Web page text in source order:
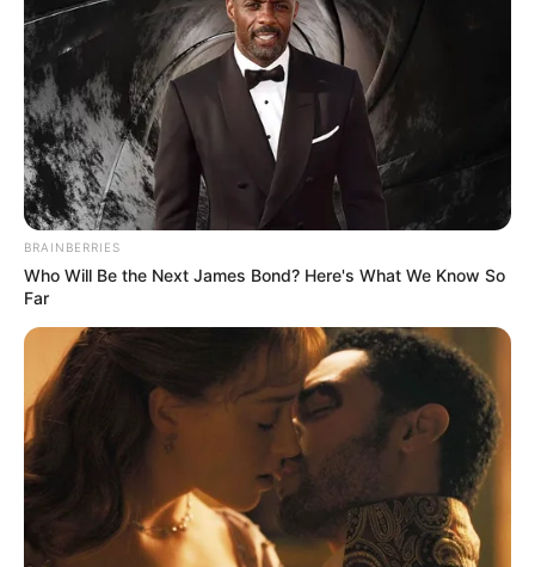
Навігація
записів
Закарпатська Нересниця та
румунська комуна Рона де
Жос почали співпрацю в
адаптації до кліматичних
змін
В гуртожитку в Ужгороді
знайшли мертвим 20-
річного студента
BRAINBERRIES
Who Will Be the Next James Bond? Here's What We Know So
Far